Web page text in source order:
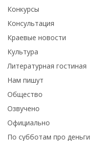
Конкурсы
Консультация
Краевые новости
Культура
Литературная гостиная
Нам пишут
Общество
Озвучено
Официально
По субботам про деньги